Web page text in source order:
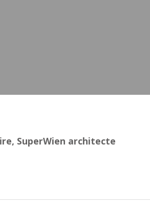
SuperWien architecte